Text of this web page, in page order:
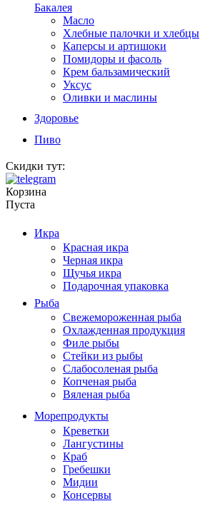
Бакалея
Масло
Хлебные палочки и хлебцы
Каперсы и артишоки
Помидоры и фасоль
Крем бальзамический
Уксус
Оливки и маслины
Здоровье
Пиво
Скидки тут:
Корзина
Пуста
Икра
Красная икра
Черная икра
Щучья икра
Подарочная упаковка
Рыба
Свежемороженная рыба
Охлажденная продукция
Филе рыбы
Стейки из рыбы
Слабосоленая рыба
Копченая рыба
Вяленая рыба
Морепродукты
Креветки
Лангустины
Краб
Гребешки
Мидии
Консервы